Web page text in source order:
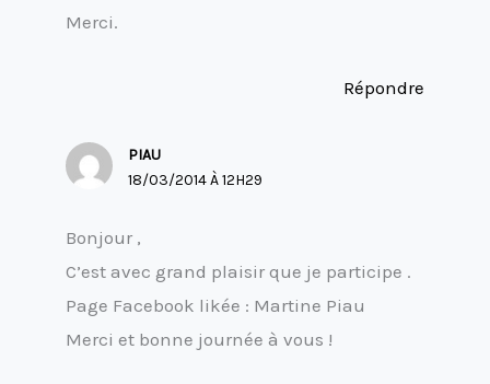
Merci.
Répondre
PIAU
18/03/2014 À 12H29
Bonjour ,
C’est avec grand plaisir que je participe .
Page Facebook likée : Martine Piau
Merci et bonne journée à vous !